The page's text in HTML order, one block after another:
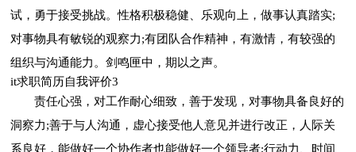
试，勇于接受挑战。性格积极稳健、乐观向上，做事认真踏实;
对事物具有敏锐的观察力;有团队合作精神，有激情，有较强的
组织与沟通能力。剑鸣匣中，期以之声。
it求职简历自我评价3
责任心强，对工作耐心细致，善于发现，对事物具备良好的
洞察力;善于与人沟通，虚心接受他人意见并进行改正，人际关
系良好，能做好一个协作者也能做好一个领导者;行动力、时间